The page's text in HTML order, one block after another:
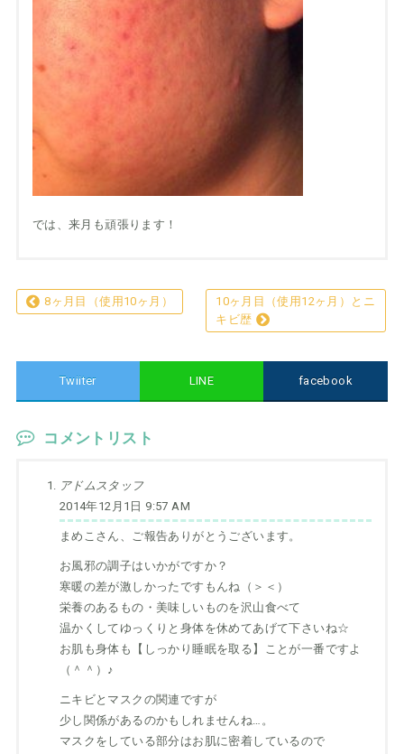
では、来月も頑張ります！
8ヶ月目（使用10ヶ月）
10ヶ月目（使用12ヶ月）とニ
キビ歴
Twiiter LINE facebook
コメントリスト
アドムスタッフ
2014年12月1日 9:57 AM
まめこさん、ご報告ありがとうございます。
お風邪の調子はいかがですか？
寒暖の差が激しかったですもんね（＞＜）
栄養のあるもの・美味しいものを沢山食べて
温かくしてゆっくりと身体を休めてあげて下さいね☆
お肌も身体も【しっかり睡眠を取る】ことが一番ですよ
（＾＾）♪
ニキビとマスクの関連ですが
少し関係があるのかもしれませんね…。
マスクをしている部分はお肌に密着しているので